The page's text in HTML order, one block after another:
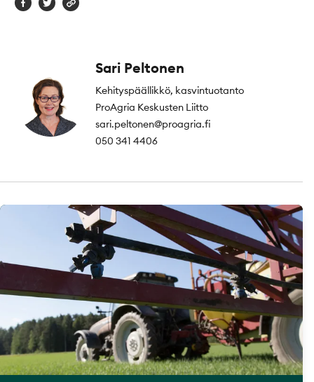
Sari Peltonen
Kehityspäällikkö, kasvintuotanto
ProAgria Keskusten Liitto
sari.peltonen@proagria.fi
050 341 4406